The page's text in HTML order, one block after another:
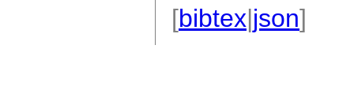
[bibtex|json]